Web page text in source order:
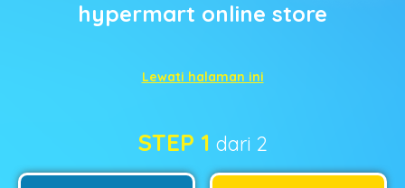
hypermart online store
Lewati halaman ini
STEP 1 dari 2